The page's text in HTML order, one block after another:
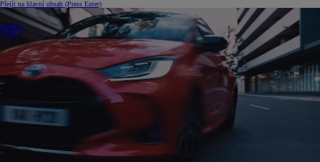
Přejít na hlavní obsah (Press Enter)